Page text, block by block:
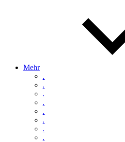
Mehr
.
.
.
.
.
.
.
.